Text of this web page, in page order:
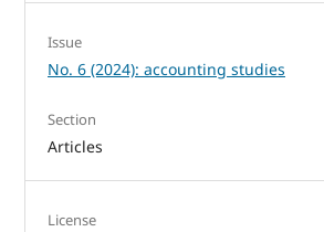
Issue
No. 6 (2024): accounting studies
Section
Articles
License